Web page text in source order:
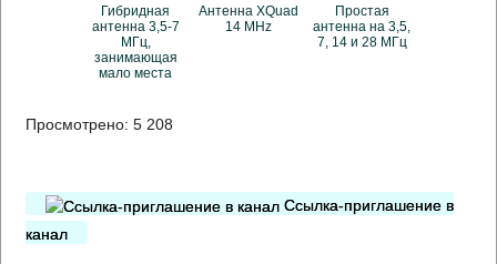
Гибридная
антенна 3,5-7
МГц,
занимающая
мало места
Антенна XQuad
14 MHz
Простая
антенна на 3,5,
7, 14 и 28 МГц
Просмотрено:5 208
Ссылка-приглашение в
канал